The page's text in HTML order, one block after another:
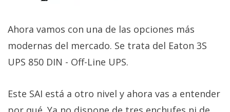
Ahora vamos con una de las opciones más
modernas del mercado. Se trata del Eaton 3S
UPS 850 DIN - Off-Line UPS.
Este SAI está a otro nivel y ahora vas a entender